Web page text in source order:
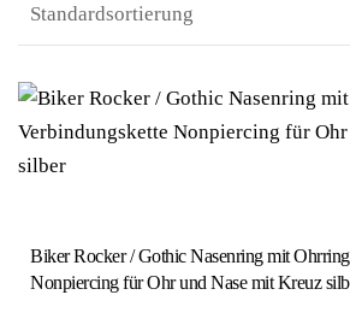
Biker Rocker / Gothic Nasenring mit
Nonpiercing für Ohr und Nase mit Kreuz